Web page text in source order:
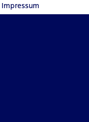
Impressum